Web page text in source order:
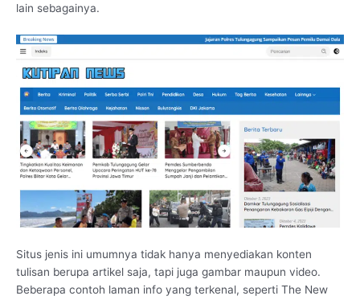
lain sebagainya.
Situs jenis ini umumnya tidak hanya menyediakan konten
tulisan berupa artikel saja, tapi juga gambar maupun video.
Beberapa contoh laman info yang terkenal, seperti The New